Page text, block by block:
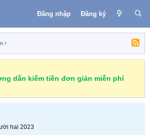
Đăng nhập Đăng ký
dẫn kiếm tiền đơn giản miễn phí
hai 2023